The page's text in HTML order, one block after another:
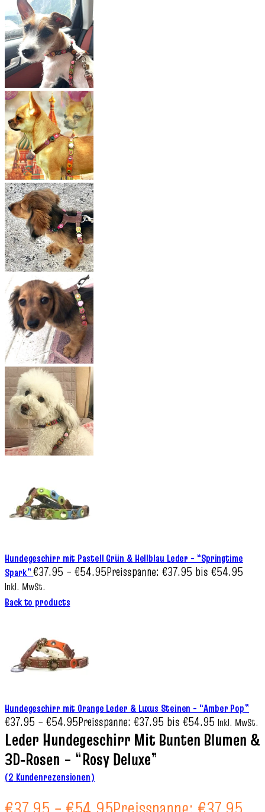
Hundegeschirr mit Pastell Grün & Hellblau Leder – “Springtime
Spark”€37.95 –€54.95Preisspanne: €37.95 bis €54.95
Inkl. MwSt.
Back to products
Hundegeschirr mit Orange Leder & Luxus Steinen – “Amber Pop”
€37.95 – €54.95Preisspanne: €37.95 bis €54.95 Inkl. MwSt.
Leder Hundegeschirr Mit Bunten Blumen &
3D‑Rosen – “Rosy Deluxe”
(2 Kundenrezensionen)